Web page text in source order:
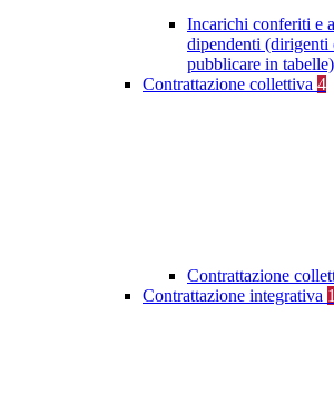
Incarichi conferiti e
dipendenti (dirigenti
pubblicare in tabelle)
Contrattazione collettiva 4
Contrattazione
Contrattazione integrativa